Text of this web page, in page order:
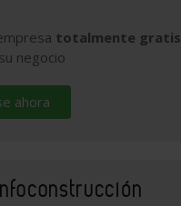
totalmente gratis
negocio
ahora